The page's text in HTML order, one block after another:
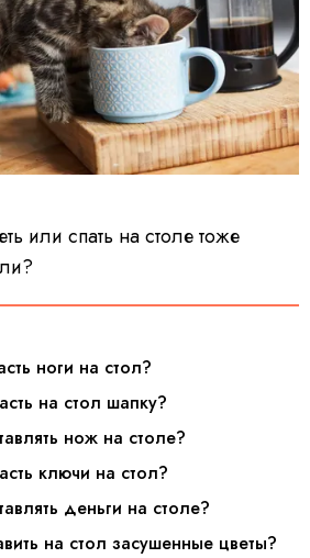
или спать на столе тоже
ноги на стол?
на стол шапку?
нож на столе?
ключи на стол?
деньги на столе?
на стол засушенные цветы?